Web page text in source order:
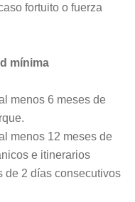
fortuito o fuerza
mínima
menos 6 meses de
menos 12 meses de
e itinerarios
de 2 días consecutivos